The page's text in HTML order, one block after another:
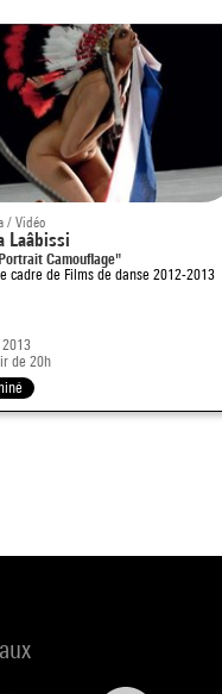
/ Vidéo
Laâbissi
Camouflage"
cadre de Films de danse 2012-2013
de 20h